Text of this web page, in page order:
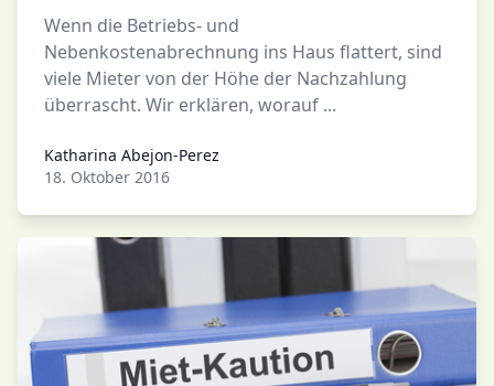
Wenn die Betriebs- und
Nebenkostenabrechnung ins Haus flattert, sind
viele Mieter von der Höhe der Nachzahlung
überrascht. Wir erklären, worauf ...
Katharina Abejon-Perez
Katharina Abejon-Perez
18. Oktober 2016